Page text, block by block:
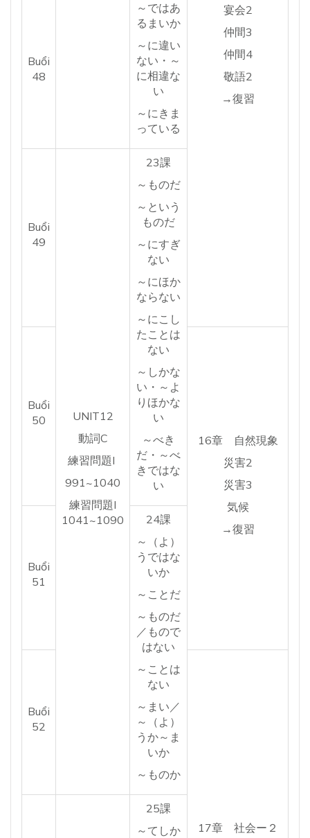
宴会2
仲間3
仲間4
敬語2
→復習
～ではあ
るまいか
～に違い
ない・～
に相違な
い
～にきま
っている
Buổi
48
Buổi
49
UNIT12
動詞C
練習問題I
991~1040
練習問題I
1041~1090
23課
～ものだ
～という
ものだ
～にすぎ
ない
～にほか
ならない
～にこし
たことは
ない
～しかな
い・～よ
りほかな
い
～べき
だ・～べ
きではな
い
Buổi
50
16章 自然現象
災害2
災害3
気候
→復習
Buổi
51
24課
～（よ）
うではな
いか
～ことだ
～ものだ
／もので
はない
～ことは
ない
～まい／
～（よ）
うか～ま
いか
～ものか
Buổi
52
17章 社会ー２
25課
～てしか